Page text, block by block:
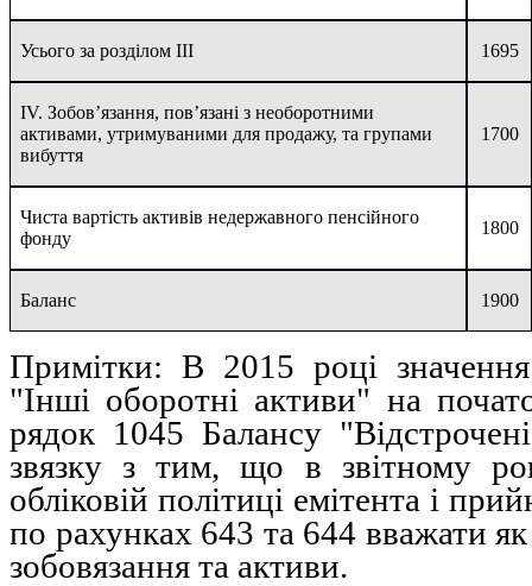
Усього за розділом IІІ 1695
ІV. Зобов’язання, пов’язані з необоротними
активами, утримуваними для продажу, та групами
вибуття
1700
Чиста вартість активів недержавного пенсійного
фонду
1800
Баланс 1900
Примітки: В 2015 роцi
"Iншi оборотнi активи" на
рядок 1045 Балансу
звязку з тим, що в звiтному
облiковiй полiтицi емiтента i
по рахунках 643 та 644 вважати
зобовязання та активи.